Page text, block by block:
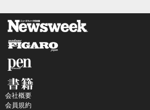
会社概要
会員規約